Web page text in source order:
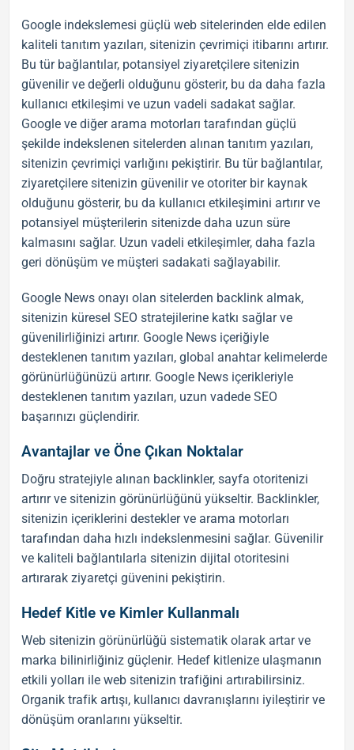
Google indekslemesi güçlü web sitelerinden elde edilen
kalitelitanıtım yazıları, sitenizin çevrimiçi itibarını artırır.
Bu tür bağlantılar, potansiyel ziyaretçilere sitenizin
güvenilir ve değerli olduğunu gösterir, bu da daha fazla
kullanıcı etkileşimi ve uzun vadeli sadakat sağlar.
Google ve diğer arama motorları tarafından güçlü
şekilde indekslenen sitelerden alınantanıtım yazıları,
sitenizin çevrimiçi varlığını pekiştirir. Bu tür bağlantılar,
ziyaretçilere sitenizin güvenilir ve otoriter bir kaynak
olduğunu gösterir, bu da kullanıcı etkileşimini artırır ve
potansiyel müşterilerin sitenizde daha uzun süre
kalmasını sağlar. Uzun vadeli etkileşimler, daha fazla
geri dönüşüm ve müşteri sadakati sağlayabilir.
Google News onayı olan sitelerden backlink almak,
sitenizin küreselSEO stratejilerine katkı sağlar ve
güvenilirliğinizi artırır. Google News içeriğiyle
desteklenentanıtım yazıları, global anahtar kelimelerde
görünürlüğünüzü artırır. Google News içerikleriyle
desteklenentanıtım yazıları, uzun vadedeSEO
başarınızı güçlendirir.
Avantajlar ve Öne Çıkan Noktalar
Doğru stratejiyle alınan backlinkler, sayfa otoritenizi
artırır ve sitenizin görünürlüğünü yükseltir. Backlinkler,
sitenizin içeriklerini destekler ve arama motorları
tarafından daha hızlı indekslenmesini sağlar. Güvenilir
ve kaliteli bağlantılarla sitenizin dijital otoritesini
artırarak ziyaretçi güvenini pekiştirin.
Hedef Kitle ve Kimler Kullanmalı
Web sitenizin görünürlüğü sistematik olarak artar ve
marka bilinirliğiniz güçlenir. Hedef kitlenize ulaşmanın
etkili yolları ile web sitenizin trafiğini artırabilirsiniz.
Organik trafik artışı, kullanıcı davranışlarını iyileştirir ve
dönüşüm oranlarını yükseltir.